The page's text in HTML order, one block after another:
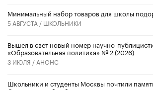
Минимальный набор товаров для школы
5 АВГУСТА / ШКОЛЬНИКИ
Вышел в свет новый номер научно-
«Образовательная политика» № 2 (2026)
3 ИЮЛЯ / АНОНС
Школьники и студенты Москвы почтили